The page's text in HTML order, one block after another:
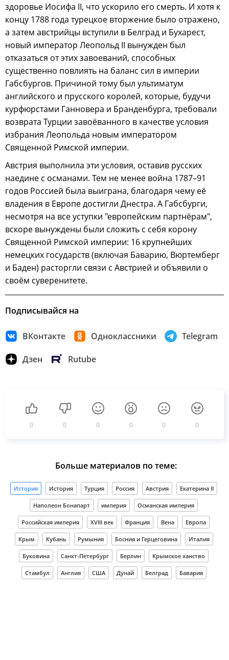
здоровье Иосифа II, что ускорило его смерть. И хотя к
концу 1788 года турецкое вторжение было отражено,
а затем австрийцы вступили в Белград и Бухарест,
новый император Леопольд II вынужден был
отказаться от этих завоеваний, способных
существенно повлиять на баланс сил в империи
Габсбургов. Причиной тому был ультиматум
английского и прусского королей, которые, будучи
курфюрстами Ганновера и Бранденбурга, требовали
возврата Турции завоёванного в качестве условия
избрания Леопольда новым императором
Священной Римской империи.
Австрия выполнила эти условия, оставив русских
наедине с османами. Тем не менее война 1787–91
годов Россией была выиграна, благодаря чему её
владения в Европе достигли Днестра. А Габсбурги,
несмотря на все уступки "европейским партнёрам",
вскоре вынуждены были сложить с себя корону
Священной Римской империи: 16 крупнейших
немецких государств (включая Баварию, Вюртемберг
и Баден) расторгли связи с Австрией и объявили о
своём суверенитете.
Подписывайся на
ВКонтакте Одноклассники Telegram
Дзен Rutube
0 0 0 0 0 0
Больше материалов по теме:
История История Турция Россия Австрия Екатерина II
Наполеон Бонапарт империя Османская империя
Российская империя XVIII век Франция Вена Европа
Крым Кубань Румыния Босния и Герцеговина Италия
Буковина Санкт-Петербург Берлин Крымское ханство
Стамбул Англия США Дунай Белград Бавария